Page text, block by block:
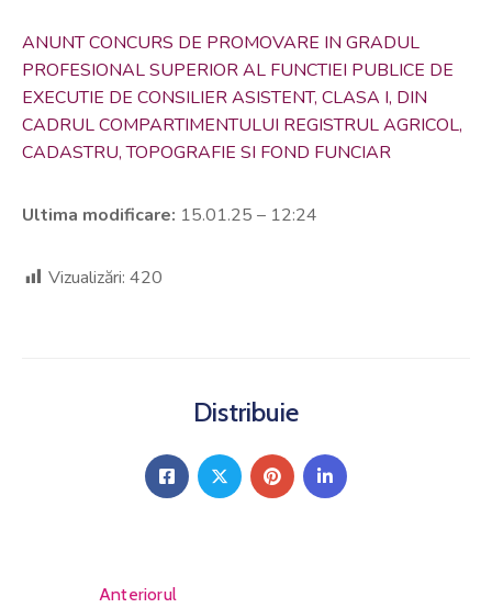
ANUNT CONCURS DE PROMOVARE IN GRADUL
PROFESIONAL SUPERIOR AL FUNCTIEI PUBLICE DE
EXECUTIE DE CONSILIER ASISTENT, CLASA I, DIN
CADRUL COMPARTIMENTULUI REGISTRUL AGRICOL,
CADASTRU, TOPOGRAFIE SI FOND FUNCIAR
Ultima modificare: 15.01.25 – 12:24
Vizualizări: 420
Distribuie
Anteriorul